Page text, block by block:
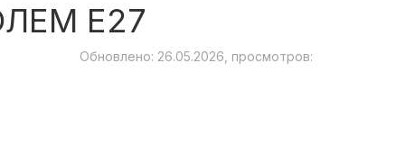
Е27
Обновлено: 26.05.2026, просмотров: